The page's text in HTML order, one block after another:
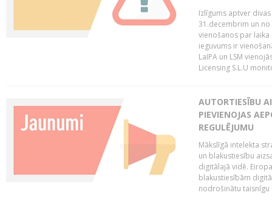
Izlīgums aptver
31.decembrim un no
vienošanos par
ieguvums ir
LaIPA un LSM
Licensing S.L.U
AUTORTIESĪBU
PIEVIENOJAS
REGULĒJUMU
Mākslīgā intelekta
un blakustiesību
digitālajā vidē.
blakustiesībām
nodrošinātu taisnīgu